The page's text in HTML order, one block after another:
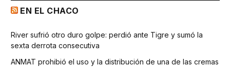
EN EL CHACO
River sufrió otro duro golpe: perdió ante Tigre y sumó la
sexta derrota consecutiva
ANMAT prohibió el uso y la distribución de una de las cremas